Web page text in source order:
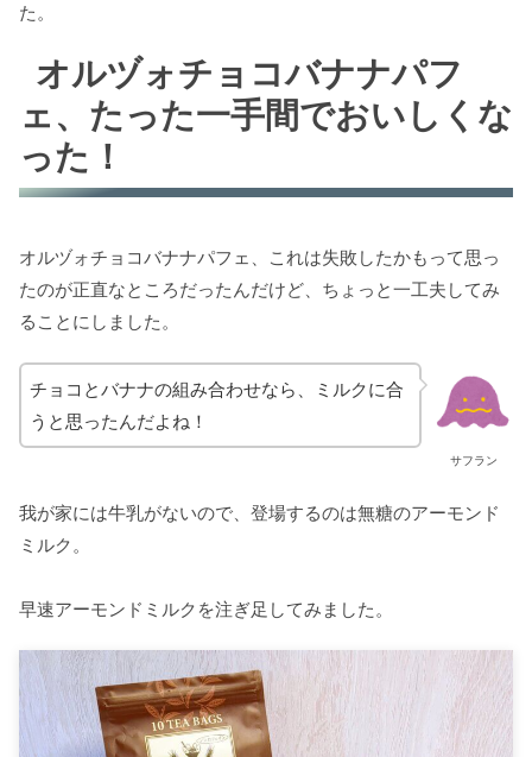
た。
オルヅォチョコバナナパフ
ェ、たった一手間でおいしくな
った！
オルヅォチョコバナナパフェ、これは失敗したかもって思っ
たのが正直なところだったんだけど、ちょっと一工夫してみ
ることにしました。
サフラン
チョコとバナナの組み合わせなら、ミルクに合
うと思ったんだよね！
我が家には牛乳がないので、登場するのは無糖のアーモンド
ミルク。
早速アーモンドミルクを注ぎ足してみました。